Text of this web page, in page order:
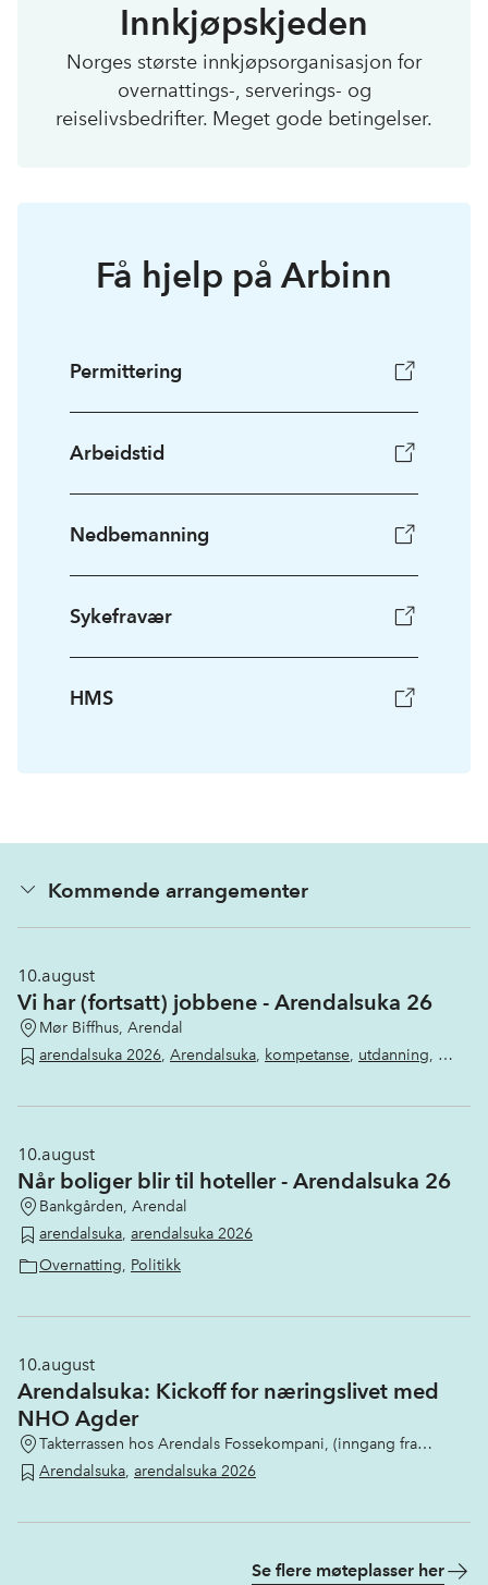
Innkjøpskjeden
Norges største innkjøpsorganisasjon for
overnattings-, serverings- og
reiselivsbedrifter. Meget gode betingelser.
Få hjelp på Arbinn
Permittering
Arbeidstid
Nedbemanning
Sykefravær
HMS
Kommende arrangementer
10.august
Vi har (fortsatt) jobbene - Arendalsuka 26
Mør Biffhus, Arendal
arendalsuka 2026, Arendalsuka, kompetanse, utdanning,
10.august
Når boliger blir til hoteller - Arendalsuka 26
Bankgården, Arendal
arendalsuka, arendalsuka 2026
Overnatting, Politikk
10.august
Arendalsuka: Kickoff for næringslivet med
NHO Agder
Takterrassen hos Arendals Fossekompani, (inngang fra
Langbryggen 9)
Arendalsuka, arendalsuka 2026
Se flere møteplasser her